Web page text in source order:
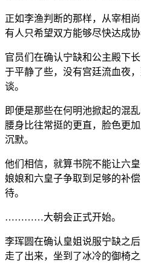
正如李渔判断的那样，从宰相
有人只希望双方能够尽快达成
官员们在确认宁缺和公主殿下
于平静了些，没有宫廷流血夜
谈。
即便是那些在何明池掀起的混
腰身比往常挺的更直，脸色更
沉默。
他们相信，就算书院不能让六
娘娘和六皇子争取到足够的补
待。
…………大朝会正式开始。
李珲圆在确认皇姐说服宁缺之
走了出来，坐到了冰冷的御椅